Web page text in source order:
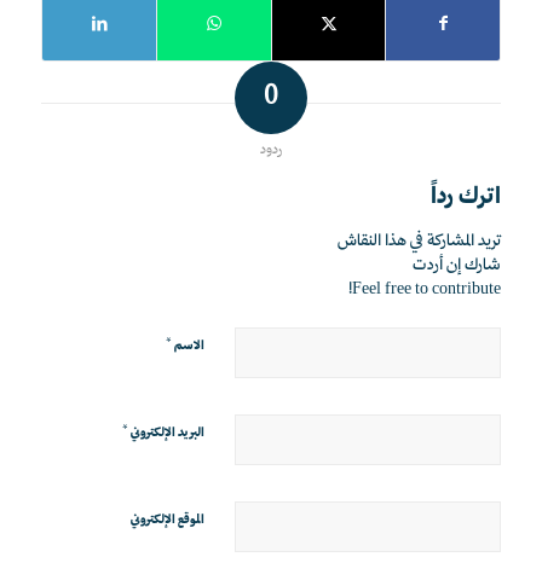
0
ردود
اترك رداً
تريد المشاركة في هذا النقاش
شارك إن أردت
Feel free to contribute!
الاسم*
البريد الإلكتروني*
الموقع الإلكتروني